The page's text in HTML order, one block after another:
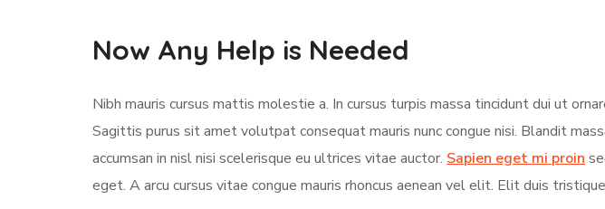
Now Any Help is Needed
Nibh mauris cursus mattis molestie a. In cursus turpis massa tincidunt dui ut
Sagittis purus sit amet volutpat consequat mauris nunc congue nisi. Blandit
accumsan in nisl nisi scelerisque eu ultrices vitae auctor. Sapien eget mi proin
eget. A arcu cursus vitae congue mauris rhoncus aenean vel elit. Elit duis